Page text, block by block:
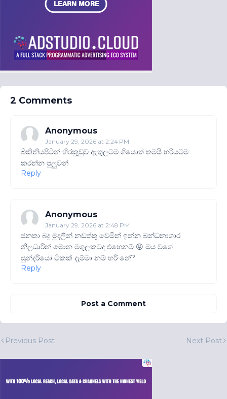
2 Comments
Anonymous
January 29, 2026 at 2:24 PM
බිකිනියපිටින් හිරකුුඩුව ඇතුලටම ගියොත් තමයි හරියටම
කරන්න පුලුවන්
Reply
Anonymous
January 29, 2026 at 2:48 PM
ජනතා බදු මුදලින් නඩත්තු වෙමින් ඉන්න බන්ධනාගාර
නිලධාරීන් මොන මගුලකටද එහෙනම් 😡 ඔය වගේ
සුන්දරියෝ ටිකක් දැම්මා නම් හරි නේ?
Reply
Post a Comment
Previous Post Next Post